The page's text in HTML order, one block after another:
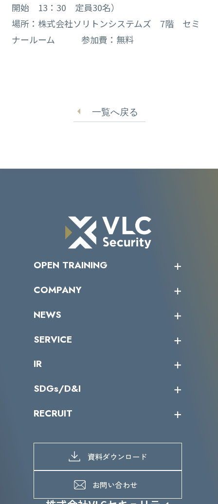
開始 13：30 定員30名）
場所：株式会社ソリトンシステムズ 7階 セミ
ナールーム 参加費：無料
一覧へ戻る
OPEN TRAINING
受講者の声
COMPANY
トップメッセージ
ミッション／ビジョン
パートナー企業一覧
NEWS
サイバーニュース
SERVICE
カテゴリー別サービス一覧
IR
IRカレンダー
IRライブラリー
よくあるご質問
SDGs/D&I
当グループのマテリアリティ
SDGs推進体制
D&Iの取り組み
RECRUIT
募集職種一覧
メッセージ
メンバーインタビュー
資料ダウンロード
お問い合わせ